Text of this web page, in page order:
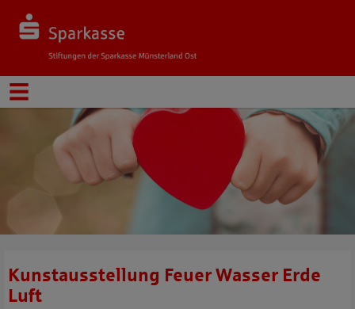
Kunstausstellung Feuer Wasser Erde
Luft